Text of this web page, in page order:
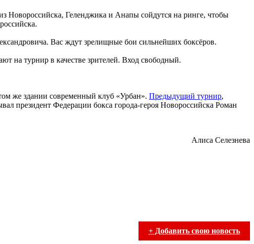
Новороссийска, Геленджика и Анапы сойдутся на ринге, чтобы
Вас ждут зрелищные бои сильнейших боксёров.
на турнир в качестве зрителей. Вход свободный.
же здании современный клуб «Урбан». Предыдущий турнир,
президент Федерации бокса города-героя Новороссийска Роман
Алиса Селезнева
+ Добавить свою новость